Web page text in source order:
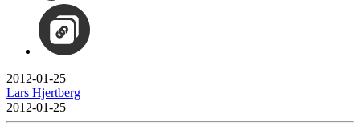
2012-01-25
Lars Hjertberg
2012-01-25